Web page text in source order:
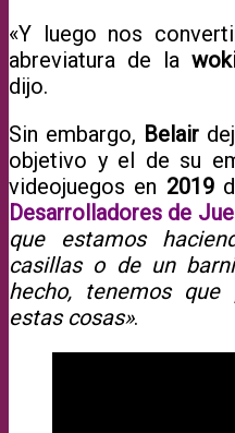
«Y luego nos
abreviatura de la
dijo.
Sin embargo, Belair
objetivo y el de su
videojuegos en 2019
Desarrolladores de
que estamos
casillas o de un
hecho, tenemos que
estas cosas».